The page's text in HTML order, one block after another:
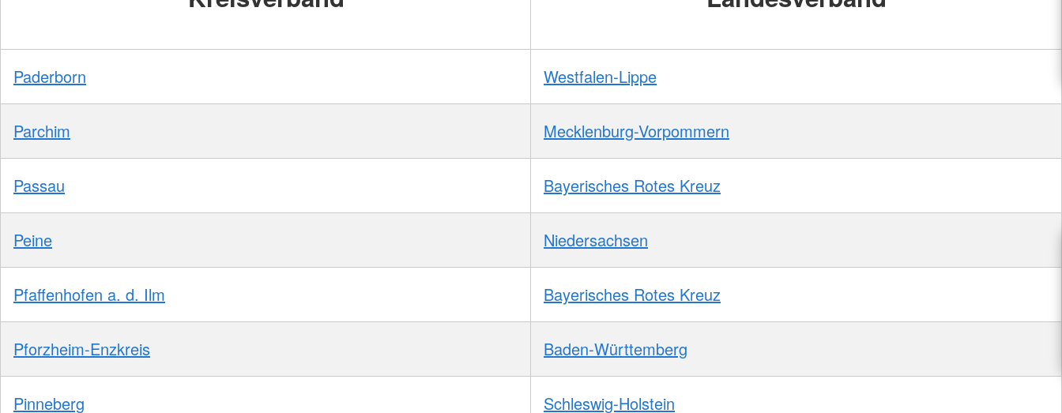
Paderborn Westfalen-Lippe
Parchim Mecklenburg-Vorpommern
Passau Bayerisches Rotes Kreuz
Peine Niedersachsen
Pfaffenhofen a. d. Ilm Bayerisches Rotes Kreuz
Pforzheim-Enzkreis Baden-Württemberg
Pinneberg Schleswig-Holstein